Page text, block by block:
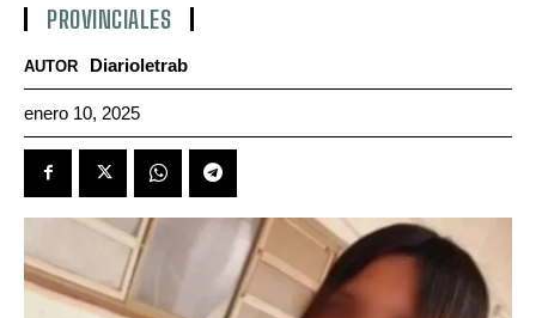
PROVINCIALES
AUTOR Diarioletrab
enero 10, 2025